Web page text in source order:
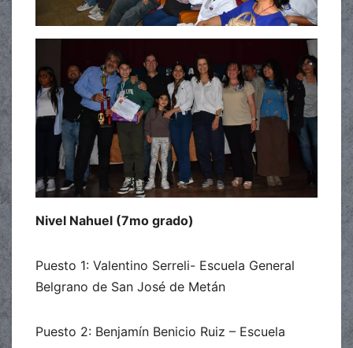
Nivel Nahuel (7mo grado)
Puesto 1: Valentino Serreli- Escuela General
Belgrano de San José de Metán
Puesto 2: Benjamín Benicio Ruiz – Escuela